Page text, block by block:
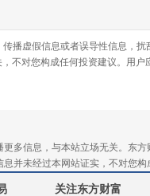
播虚假信息或者误导性信息，
不对您构成任何投资建议。用
多信息，与本站立场无关。东
并未经过本网站证实，不对您
关注东方财富